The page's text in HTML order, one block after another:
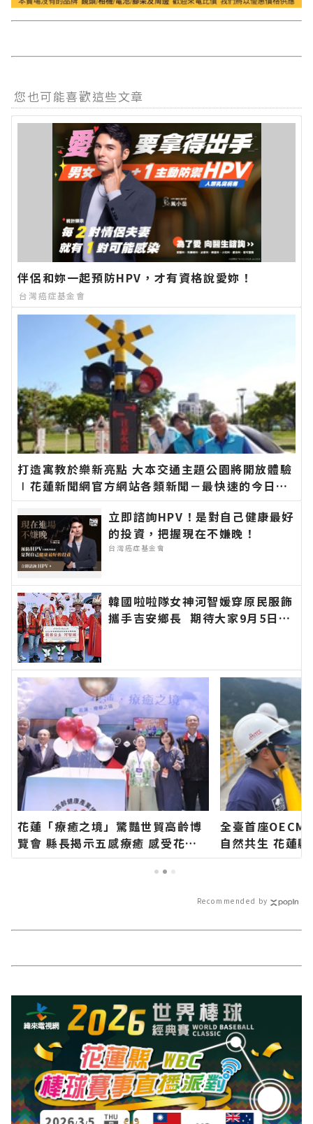
您也可能喜歡這些文章
伴侶和妳一起預防HPV，才有資格說愛妳！
台灣癌症基金會
打造寓教於樂新亮點 大本交通主題公園將開放體驗
∣花蓮新聞網官方網站各類新聞－最快速的今日新
聞報導 最新的在地資訊！
立即諮詢HPV！是對自己健康最好
的投資，把握現在不嫌晚！
台灣癌症基金會
韓國啦啦隊女神河智媛穿原民服飾
攜手吉安鄉長 期待大家9月5日參
站各類新聞－最快速的今日新聞報
導 最新的在地資訊！
花蓮「療癒之境」驚豔世貿高齡博
覽會 縣長揭示五感療癒 感受花蓮
專屬的慢活步調∣花蓮新聞網官方
網站各類新聞－最快速的今日新聞
全臺首座
自然共生 花蓮
染防治宣導活動
Recommended by